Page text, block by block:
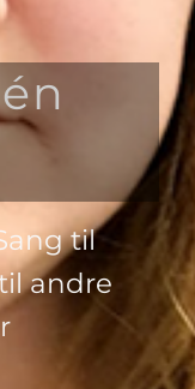
til
andre